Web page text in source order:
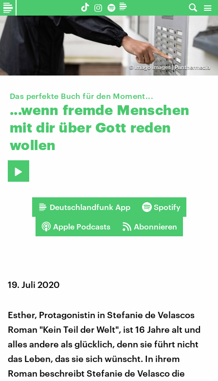
© imago images | Panthermedia
Das perfekte Buch für den Moment...
...wenn fremde Menschen
mit dir über Gott reden
wollen
Deutschlandfunk App Spotify
Apple Podcasts Abonnieren
19. Juli 2020
Esther, Protagonistin in Stefanie de Velascos
Roman "Kein Teil der Welt", ist 16 Jahre alt und
alles andere als glücklich, denn sie führt nicht
das Leben, das sie sich wünscht. In ihrem
Roman beschreibt Stefanie de Velasco die